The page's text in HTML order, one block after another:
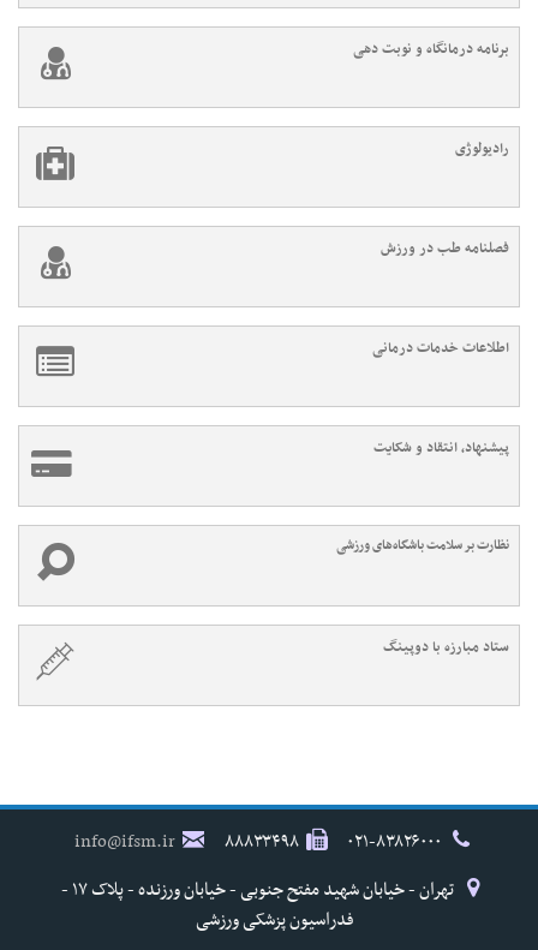
برنامه درمانگاه و نوبت دهی
رادیولوژی
فصلنامه طب در ورزش
اطلاعات خدمات درمانی
پیشنهاد، انتقاد و شکایت
نظارت بر سلامت باشگاه‌های ورزشی
ستاد مبارزه با دوپینگ
۸۸۸۳۳۴۹۸
info@ifsm.ir
تهران - خیابان شهید مفتح جنوبی - خیابان ورزنده - پلاک ۱۷ -
فدراسیون پزشکی ورزشی